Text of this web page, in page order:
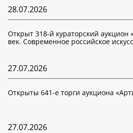
28.07.2026
Открыт 318-й кураторский аукцион
век. Современное российское
27.07.2026
Открыты 641-е торги аукциона
27.07.2026